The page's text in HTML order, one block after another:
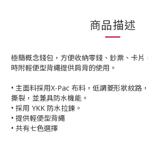
商品描述
極簡概念錢包，方便收納零錢、鈔票、卡片
時附輕便型背繩提供肩背的使用。
• 主面料採用X-Pac 布料，低調菱形狀紋路
撕裂，並兼具防水機能。
• 採用 YKK 防水拉鍊。
• 提供輕便型背繩
• 共有七色選擇